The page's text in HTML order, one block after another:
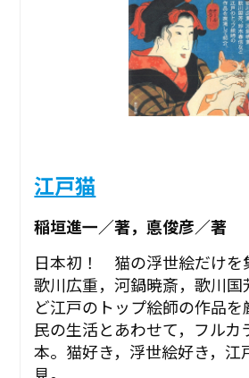
江戸猫
稲垣進一／著，悳俊彦／著
日本初！ 猫の浮世絵だけを
歌川広重，河鍋暁斎，歌川国
ど江戸のトップ絵師の作品
民の生活とあわせて，フルカ
本。猫好き，浮世絵好き，江
見。